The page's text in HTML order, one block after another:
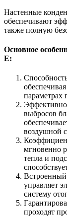
Настенные
обеспечивают
также полную
Основное
E:
параметрах
выбросов
воздушной
мгновенно
тепла и
управляет
систему
проходят